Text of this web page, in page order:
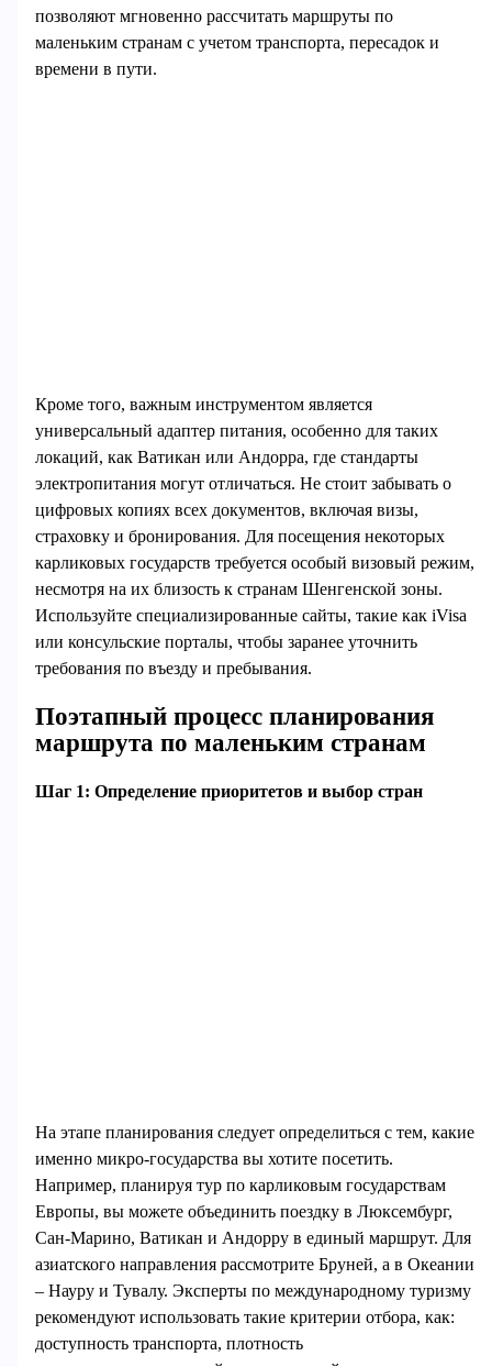
позволяют мгновенно рассчитать маршруты по
маленьким странам с учетом транспорта, пересадок и
времени в пути.
Кроме того, важным инструментом является
универсальный адаптер питания, особенно для таких
локаций, как Ватикан или Андорра, где стандарты
электропитания могут отличаться. Не стоит забывать о
цифровых копиях всех документов, включая визы,
страховку и бронирования. Для посещения некоторых
карликовых государств требуется особый визовый режим,
несмотря на их близость к странам Шенгенской зоны.
Используйте специализированные сайты, такие как iVisa
или консульские порталы, чтобы заранее уточнить
требования по въезду и пребывания.
Поэтапный процесс планирования
маршрута по маленьким странам
Шаг 1: Определение приоритетов и выбор стран
На этапе планирования следует определиться с тем, какие
именно микро-государства вы хотите посетить.
Например, планируя тур по карликовым государствам
Европы, вы можете объединить поездку в Люксембург,
Сан-Марино, Ватикан и Андорру в единый маршрут. Для
азиатского направления рассмотрите Бруней, а в Океании
– Науру и Тувалу. Эксперты по международному туризму
рекомендуют использовать такие критерии отбора, как:
доступность транспорта, плотность